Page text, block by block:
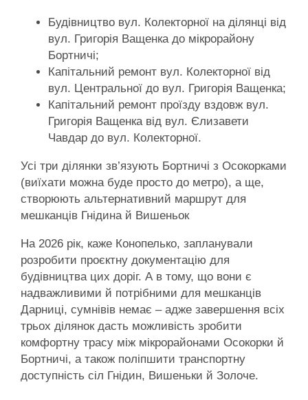
Будівництво вул. Колекторної на ділянці від
вул. Григорія Ващенка до мікрорайону
Бортничі;
Капітальний ремонт вул. Колекторної від
вул. Центральної до вул. Григорія Ващенка;
Капітальний ремонт проїзду вздовж вул.
Григорія Ващенка від вул. Єлизавети
Чавдар до вул. Колекторної.
Усі три ділянки зв’язують Бортничі з Осокорками
(виїхати можна буде просто до метро), а ще,
створюють альтернативний маршрут для
мешканців Гнідина й Вишеньок
На 2026 рік, каже Конопелько, запланували
розробити проєктну документацію для
будівництва цих доріг. А в тому, що вони є
надважливими й потрібними для мешканців
Дарниці, сумнівів немає – адже завершення всіх
трьох ділянок дасть можливість зробити
комфортну трасу між мікрорайонами Осокорки й
Бортничі, а також поліпшити транспортну
доступність сіл Гнідин, Вишеньки й Золоче.